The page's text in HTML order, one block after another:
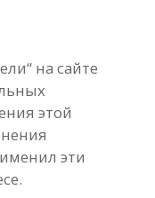
на сайте
этой
эти